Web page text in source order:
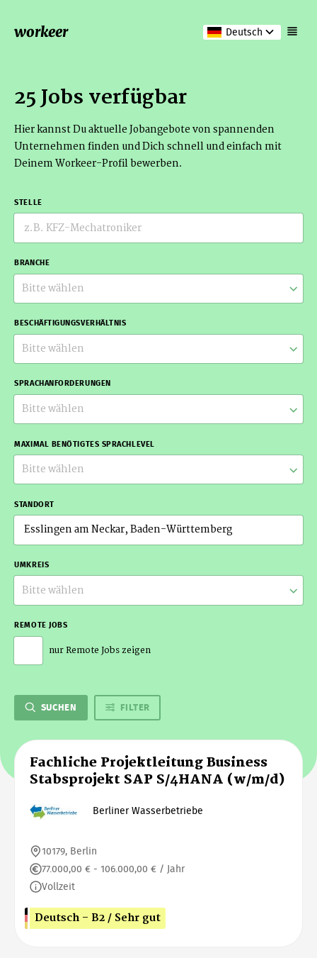
workeer Deutsch
25 Jobs verfügbar
Hier kannst Du aktuelle Jobangebote von spannenden
Unternehmen finden und Dich schnell und einfach mit
Deinem Workeer-Profil bewerben.
STELLE
BRANCHE
Bitte wählen
BESCHÄFTIGUNGSVERHÄLTNIS
Bitte wählen
SPRACHANFORDERUNGEN
Bitte wählen
MAXIMAL BENÖTIGTES SPRACHLEVEL
Bitte wählen
STANDORT
UMKREIS
Bitte wählen
REMOTE JOBS
nur Remote Jobs zeigen
SUCHEN FILTER
Fachliche Projektleitung Business
Stabsprojekt SAP S/4HANA (w/m/d)
Berliner Wasserbetriebe
10179, Berlin
77.000,00 € - 106.000,00 € / Jahr
Vollzeit
Deutsch - B2 / Sehr gut